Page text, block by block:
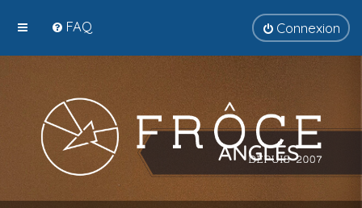
FAQ Connexion